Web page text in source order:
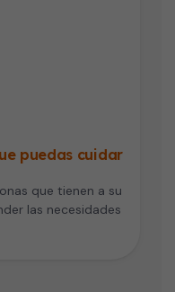
puedas cuidar
que tienen a su
las necesidades